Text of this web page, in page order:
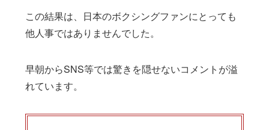
この結果は、日本のボクシングファンにとっても
他人事ではありませんでした。
早朝からSNS等では驚きを隠せないコメントが溢
れています。